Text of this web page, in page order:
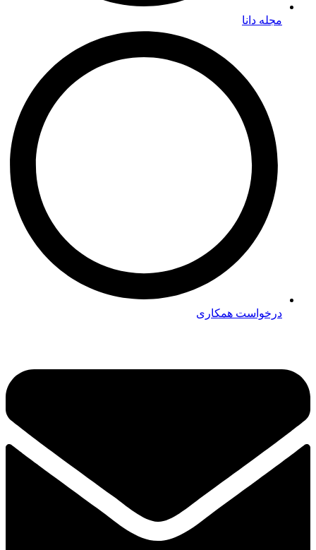
مجله دانا
درخواست همکاری